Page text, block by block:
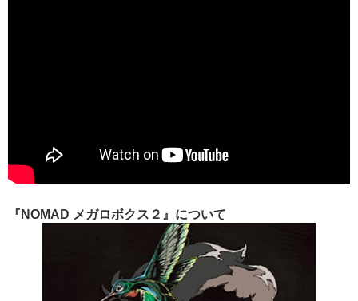
『NOMAD メガロボクス２』について